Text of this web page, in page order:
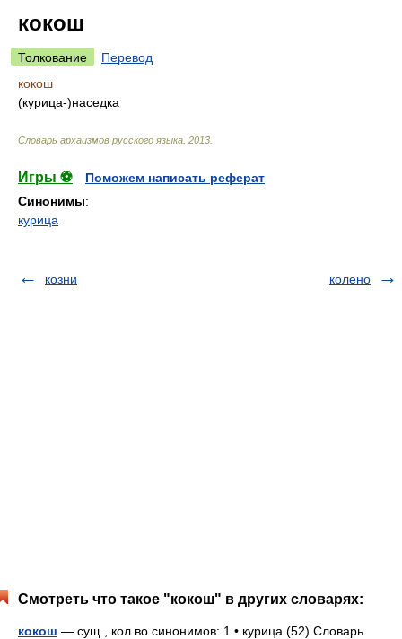
кокош
Толкование
Перевод
кокош
(курица-)наседка
Cловарь архаизмов русского языка 2013
Игры ⚽
Поможем написать реферат
Синонимы:
курица
козни колено
Смотреть что такое "кокош" в других словарях:
кокош — сущ., кол во синонимов: 1 • курица (52) Словарь